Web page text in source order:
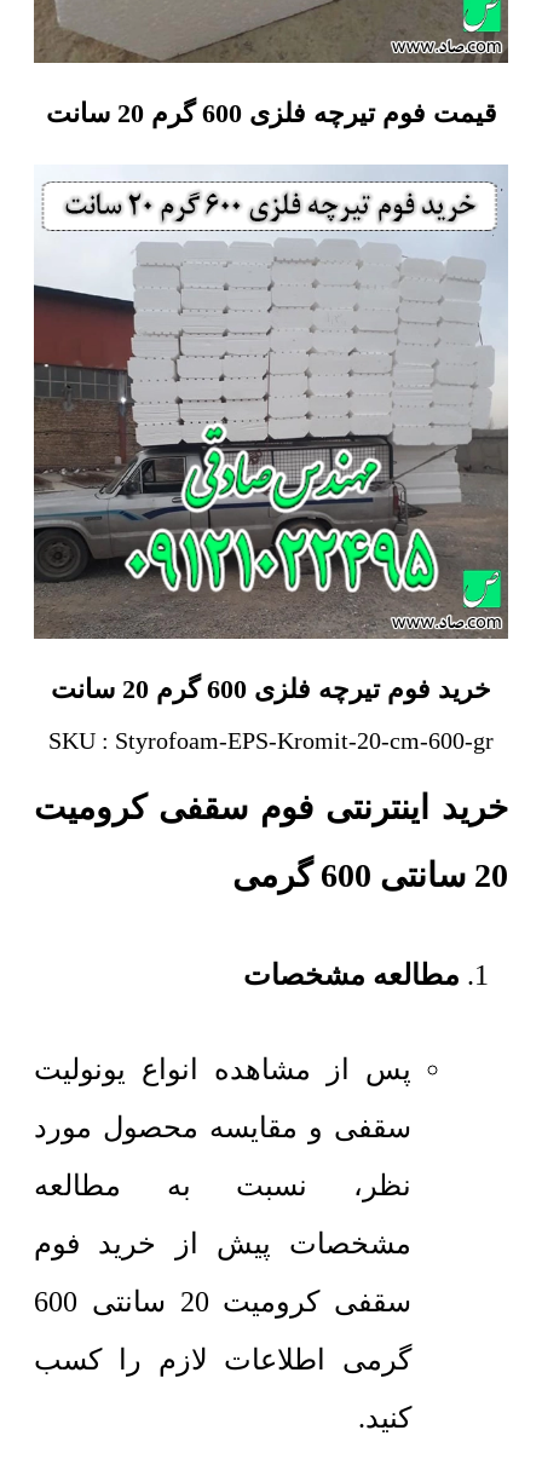
قیمت فوم تیرچه فلزی 600 گرم 20 سانت
خرید فوم تیرچه فلزی 600 گرم 20 سانت
SKU : Styrofoam-EPS-Kromit-20-cm-600-gr
خرید اینترنتی فوم سقفی کرومیت
20 سانتی 600 گرمی
مطالعه مشخصات
پس از مشاهده انواع یونولیت
سقفی و مقایسه محصول مورد
نظر، نسبت به مطالعه
مشخصات پیش از خرید فوم
سقفی کرومیت 20 سانتی 600
گرمی اطلاعات لازم را کسب
کنید.